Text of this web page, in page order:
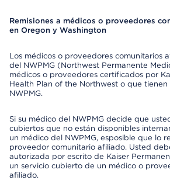
Remisiones a médicos o proveedores
en Oregon y Washington
Los médicos o proveedores comunitarios
del NWPMG (Northwest Permanente
médicos o proveedores certificados por
Health Plan of the Northwest o que
NWPMG.
Si su médico del NWPMG decide que
cubiertos que no están disponibles
un médico del NWPMG, esposible que lo
proveedor comunitario afiliado. Usted
autorizada por escrito de Kaiser
un servicio cubierto de un médico o
afiliado.